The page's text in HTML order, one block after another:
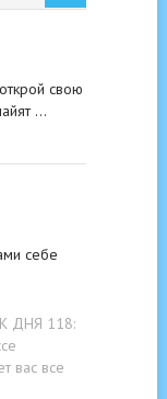
свою
…
cебе
ДНЯ 118:
вас все